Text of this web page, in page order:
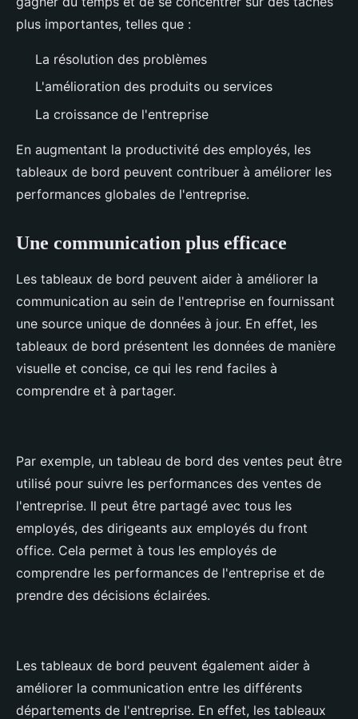
plus importantes, telles que :
La résolution des problèmes
L'amélioration des produits ou services
La croissance de l'entreprise
En augmentant la productivité des employés, les
tableaux de bord peuvent contribuer à améliorer les
performances globales de l'entreprise.
Une communication plus efficace
Les tableaux de bord peuvent aider à améliorer la
communication au sein de l'entreprise en fournissant
une source unique de données à jour. En effet, les
tableaux de bord présentent les données de manière
visuelle et concise, ce qui les rend faciles à
comprendre et à partager.
Par exemple, un tableau de bord des ventes peut être
utilisé pour suivre les performances des ventes de
l'entreprise. Il peut être partagé avec tous les
employés, des dirigeants aux employés du front
office. Cela permet à tous les employés de
comprendre les performances de l'entreprise et de
prendre des décisions éclairées.
Les tableaux de bord peuvent également aider à
améliorer la communication entre les différents
départements de l'entreprise. En effet, les tableaux